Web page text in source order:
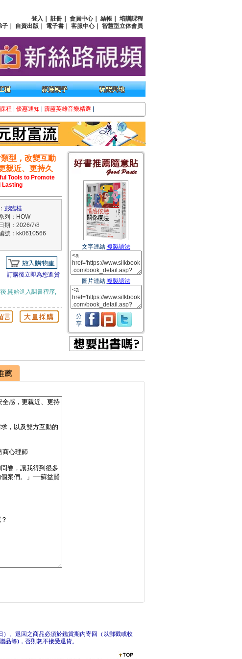
登入 註冊 會員中心｜ 結帳
培訓課程
子
自資出版 電子書 客服中心｜ 智慧型立体會員
程 優惠通知 霹靂英雄音樂精選
型，改變互動
親近、更持久
Tools to Promote
Lasting
彭臨桂
列：HOW
期：2026/7/8
號：kk0610566
訂購後立即為您進貨
,開始進入調書程序,
文字連結 複製語法
圖片連結 複製語法
分
享
薦
。退回之商品必須於鑑賞期內寄回（以郵戳或收
等)，否則恕不接受退貨。